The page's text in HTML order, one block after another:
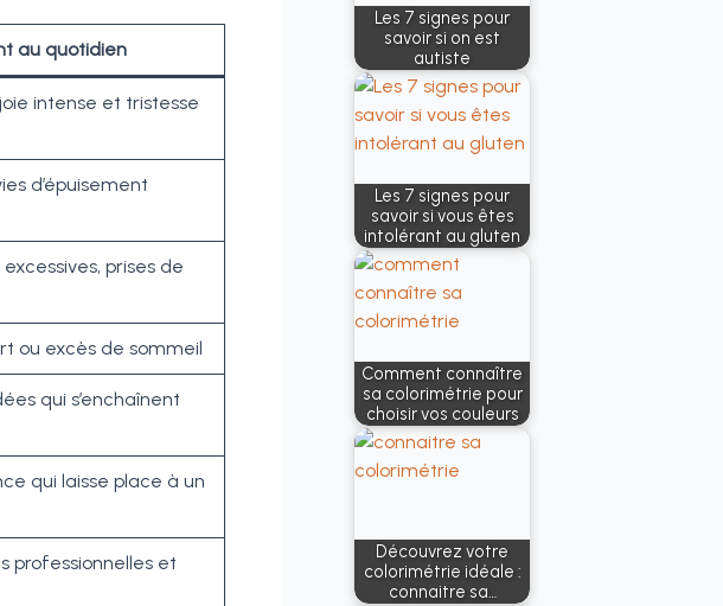
au quotidien
intense et tristesse
d’épuisement
prises de
ou excès de sommeil
qui s’enchaînent
qui laisse place à un
professionnelles et
Les 7 signes pour
savoir si on est
autiste
Les 7 signes pour
savoir si vous êtes
intolérant au gluten
Comment connaître
sa colorimétrie pour
choisir vos couleurs
Découvrez votre
colorimétrie idéale :
connaitre sa…